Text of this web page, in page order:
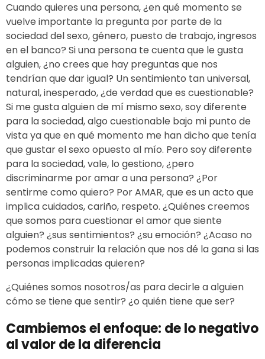
Cuando quieres una persona, ¿en qué momento se
vuelve importante la pregunta por parte de la
sociedad del sexo, género, puesto de trabajo, ingresos
en el banco? Si una persona te cuenta que le gusta
alguien, ¿no crees que hay preguntas que nos
tendrían que dar igual? Un sentimiento tan universal,
natural, inesperado, ¿de verdad que es cuestionable?
Si me gusta alguien de mí mismo sexo, soy diferente
para la sociedad, algo cuestionable bajo mi punto de
vista ya que en qué momento me han dicho que tenía
que gustar el sexo opuesto al mío. Pero soy diferente
para la sociedad, vale, lo gestiono, ¿pero
discriminarme por amar a una persona? ¿Por
sentirme como quiero? Por AMAR, que es un acto que
implica cuidados, cariño, respeto. ¿Quiénes creemos
que somos para cuestionar el amor que siente
alguien? ¿sus sentimientos? ¿su emoción? ¿Acaso no
podemos construir la relación que nos dé la gana si las
personas implicadas quieren?
¿Quiénes somos nosotros/as para decirle a alguien
cómo se tiene que sentir? ¿o quién tiene que ser?
Cambiemos el enfoque: de lo negativo
al valor de la diferencia